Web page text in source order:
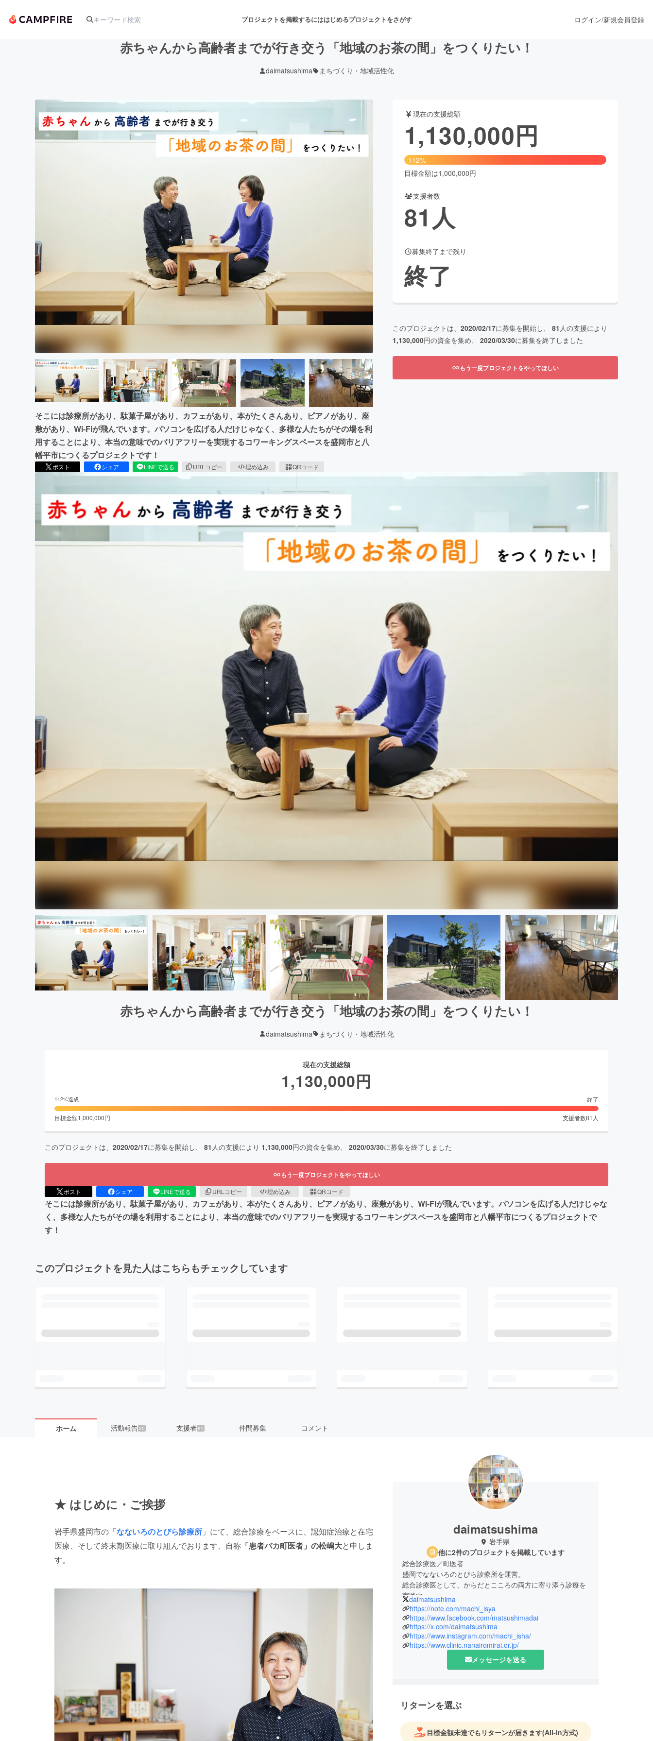
プロジェクトを掲載するにははじめるプロジェクトをさがす
アート・写真 舞台・パフォーマンス
テクノロジー・ガジェット ゲーム・サービス開発 フード・飲食店 ファッション
書籍・雑誌出版
チャレンジ ビューティー・ヘルスケア
まちづくり・地域活性化
CAMPFIRE for Social Good
CAMPFIREふるさと納税machi-ya コミュニティ
ログイン/新規会員登録
赤ちゃんから高齢者までが行き交う「地域のお茶の間」をつくりたい！
daimatsushima まちづくり・地域活性化
そこには診療所があり、駄菓子屋があり、カフェがあり、本がたくさんあり、ピアノがあり、座
敷があり、Wi-Fiが飛んでいます。パソコンを広げる人だけじゃなく、多様な人たちがその場を利
用することにより、本当の意味でのバリアフリーを実現するコワーキングスペースを盛岡市と八
幡平市につくるプロジェクトです！
ポスト シェア LINEで送る URLコピー 埋め込み QRコード
現在の支援総額
1,130,000円
112%
目標金額は1,000,000円
支援者数
81 人
募集終了まで残り
終了
このプロジェクトは、 2020/02/17に募集を開始し、 81 人の支援により
1,130,000円の資金を集め、 2020/03/30に募集を終了しました
もう一度プロジェクトをやってほしい
赤ちゃんから高齢者までが行き交う「地域のお茶の間」をつくりたい！
daimatsushima まちづくり・地域活性化
現在の支援総額
1,130,000円
112%達成 終了
目標金額1,000,000円 支援者数81 人
このプロジェクトは、 2020/02/17に募集を開始し、 81 人の支援により 1,130,000円の資金を集め、 2020/03/30に募集を終了しました
もう一度プロジェクトをやってほしい
ポスト シェア LINEで送る URLコピー 埋め込み QRコード
そこには診療所があり、駄菓子屋があり、カフェがあり、本がたくさんあり、ピアノがあり、座敷があり、Wi-Fiが飛んでいます。パソコンを広げる人だけじゃな
く、多様な人たちがその場を利用することにより、本当の意味でのバリアフリーを実現するコワーキングスペースを盛岡市と八幡平市につくるプロジェクトで
す！
このプロジェクトを見た人はこちらもチェックしています
ホーム 活動報告 20 支援者81 仲間募集 コメント
★ はじめに・ご挨拶
岩手県盛岡市の「なないろのとびら診療所 」にて、総合診療をベースに、認知症治療と在宅
医療、そして終末期医療に取り組んでおります、自称 「患者バカ町医者」の松嶋大と申しま
す。
daimatsushima
岩手県
他に2件のプロジェクトを掲載しています
総合診療医／町医者
盛岡でなないろのとびら診療所を運営。
総合診療医として、からだとこころの両方に寄り添う診療を
実践中。
がんの悩み、不登校・ひきこもり、医療と社会のあいだの困
りごとなど様々な相談に対応。
地域の居場所「おちゃのま」も展開。
daimatsushima
https://note.com/machi_isya
https://www.facebook.com/matsushimadai
https://x.com/daimatsushima
https://www.instagram.com/machi_isha/
https://www.clinic.nanairomirai.or.jp/
メッセージを送る
リターンを選ぶ
目標金額未達でもリターンが届きます(All-in方式)